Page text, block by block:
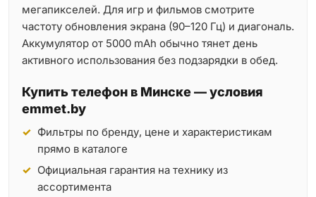
мегапикселей. Для игр и фильмов смотрите
частоту обновления экрана (90–120 Гц) и диагональ.
Аккумулятор от 5000 mAh обычно тянет день
активного использования без подзарядки в обед.
Купить телефон в Минске — условия
emmet.by
Фильтры по бренду, цене и характеристикам
прямо в каталоге
Официальная гарантия на технику из
ассортимента